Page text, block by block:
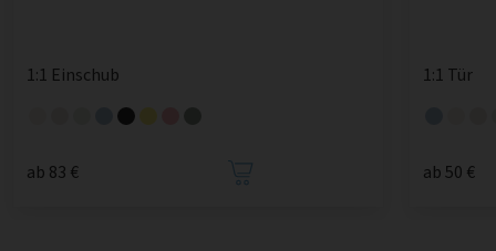
1:1 Einschub
ab 83 €
1:1 Tür
ab 50 €